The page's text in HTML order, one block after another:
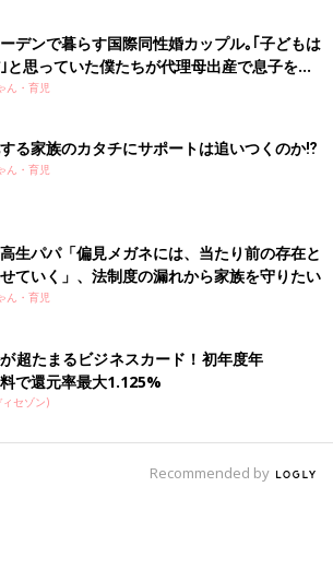
出ます。保育園激戦区だったため、認可保育
ず、保育料が高額な認可外保育園に子ども
たエアコンを修理する余裕もなく、石油ス
石油がなく…。そんな小野さん宅にふらり
も救世主・西川さん。テキパキと石油を買
意。西川さんの娘も一緒に5人で夕食を囲ん
長男がこう言ったそうです。
ね」
川さん親子がたびたび小野さん宅を訪れる
人での同居生活が始まりました。もちろ
ったそうです。思春期を迎えた小野さんの
い西川さんに向かって「俺にあれこれ言う
に！」と心臓が痛くなるような発言をした
同性カップルだからではなく、ステップフ
に血のつながりはなくとも、親どうしが異性
デンで暮らす国際同性婚カップル｡｢子どもは
と思っていた僕たちが代理母出産で息子を授
【YouTubeふたりぱぱ】
ん・育児
る家族のカタチにサポートは追いつくのか⁉
ん・育児
生パパ「偏見メガネには、当たり前の存在と
ていく」、法制度の漏れから家族を守りたい
ん・育児
超たまるビジネスカード！初年度年
で還元率最大1.125%
ィセゾン)
Recommended by